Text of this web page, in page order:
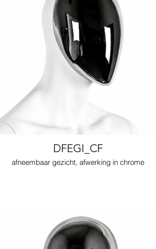
DFEGI_CF
afneembaar gezicht, afwerking in chrome